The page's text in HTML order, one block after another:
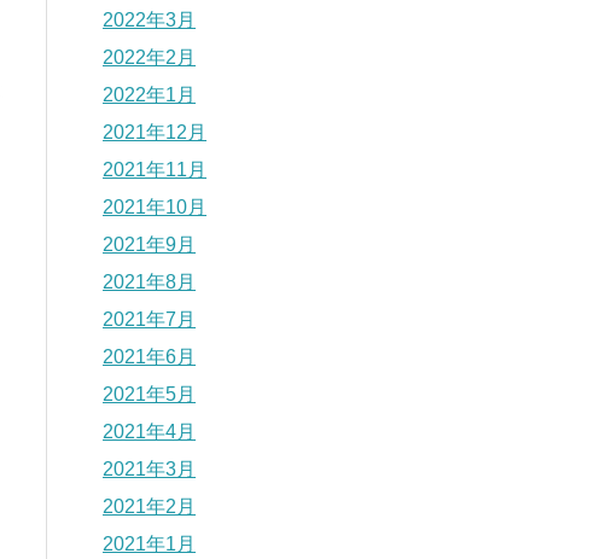
2022年3月
2022年2月
2022年1月
2021年12月
2021年11月
2021年10月
2021年9月
2021年8月
2021年7月
2021年6月
2021年5月
2021年4月
2021年3月
2021年2月
2021年1月